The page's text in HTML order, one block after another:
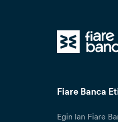
Fiare Banca
Egin lan Fiare